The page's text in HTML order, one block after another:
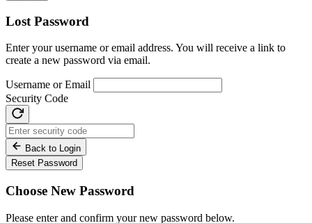
Lost Password
Enter your username or email address. You will receive a link to
create a new password via email.
Username or Email
Security Code
Back to Login
Reset Password
Choose New Password
Please enter and confirm your new password below.